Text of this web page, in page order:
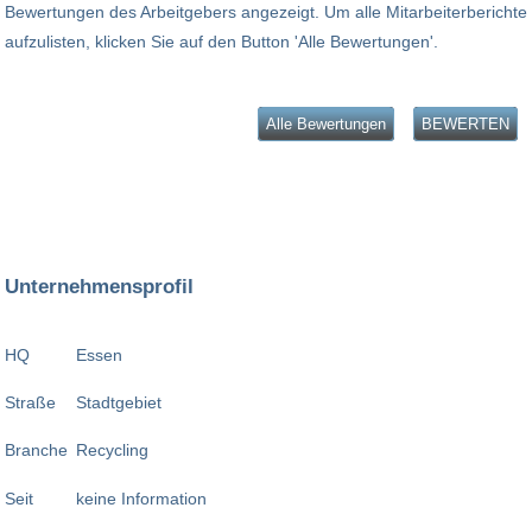
Bewertungen des Arbeitgebers angezeigt. Um alle Mitarbeiterberichte
aufzulisten, klicken Sie auf den Button 'Alle Bewertungen'.
Alle Bewertungen BEWERTEN
Unternehmensprofil
HQ
Straße
Branche
Seit
Essen
Stadtgebiet
Recycling
keine Information